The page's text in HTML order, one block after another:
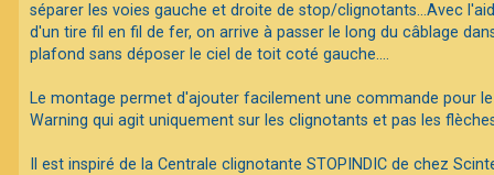
séparer les voies gauche et droite de stop/clignotants...Avec
d'un tire fil en fil de fer, on arrive à passer le long du câblage
plafond sans déposer le ciel de toit coté gauche....
Le montage permet d'ajouter facilement une commande pour le
Warning qui agit uniquement sur les clignotants et pas les
Il est inspiré de la Centrale clignotante STOPINDIC de chez